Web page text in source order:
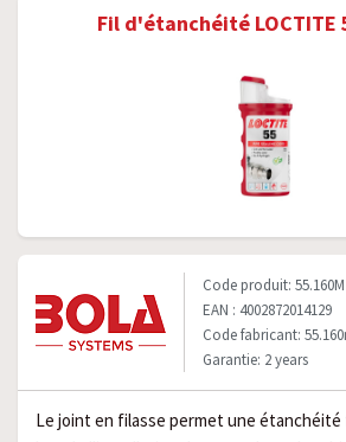
Fil d'étanchéité LOCTITE
Code produit: 55.160M
EAN : 4002872014129
Code fabricant:
Garantie: 2 years
Le joint en filasse permet une